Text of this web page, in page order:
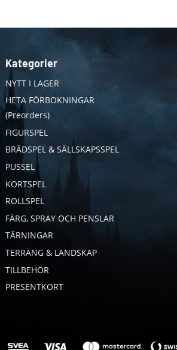
Kategorier
NYTT I LAGER
HETA FÖRBOKNINGAR
(Preorders)
FIGURSPEL
BRÄDSPEL & SÄLLSKAPSSPEL
PUSSEL
KORTSPEL
ROLLSPEL
FÄRG, SPRAY OCH PENSLAR
TÄRNINGAR
TERRÄNG & LANDSKAP
TILLBEHÖR
PRESENTKORT